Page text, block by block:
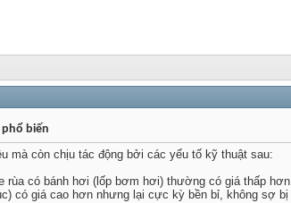
phổ biến
mà còn chịu tác động bởi các yếu tố kỹ thuật sau:
rùa có bánh hơi (lốp bơm hơi) thường có giá thấp
có giá cao hơn nhưng lại cực kỳ bền bỉ, không sợ